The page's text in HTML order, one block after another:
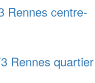
Rennes centre-
Rennes quartier